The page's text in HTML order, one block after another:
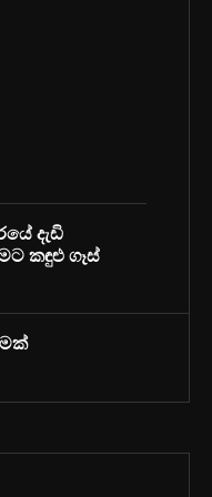
දැඩි
කඳුළු ගෑස්